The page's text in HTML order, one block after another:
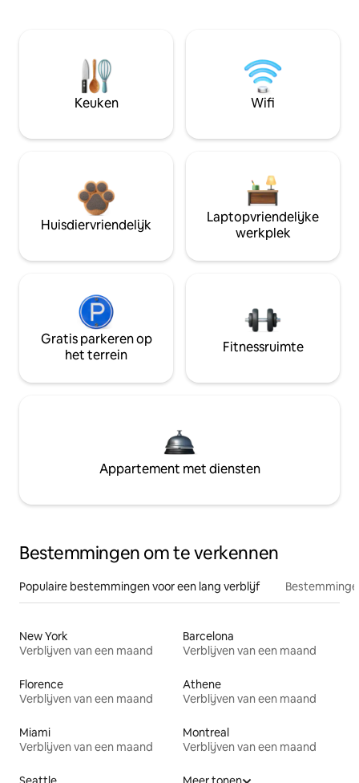
Keuken Wifi
Huisdiervriendelijk
Laptopvriendelijke
werkplek
Gratis parkeren op
het terrein
Fitnessruimte
Appartement met diensten
Bestemmingen om te verkennen
Populaire bestemmingen voor een lang verblijf
New York
Verblijven van een maand
Barcelona
Verblijven van een maand
Florence
Verblijven van een maand
Athene
Verblijven van een maand
Miami
Verblijven van een maand
Montreal
Verblijven van een maand